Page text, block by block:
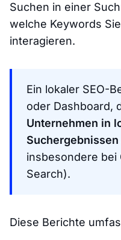
Suchen in einer
welche Keywords
interagieren.
Ein lokaler SEO-
oder Dashboard,
Unternehmen in
insbesondere bei
Search).
Diese Berichte